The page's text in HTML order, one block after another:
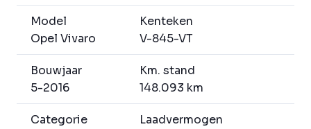
Model
Opel Vivaro
Kenteken
V-845-VT
Bouwjaar
5-2016
Km. stand
148.093 km
Categorie
Laadvermogen